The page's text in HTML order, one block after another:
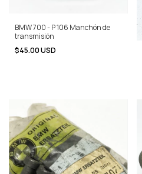
BMW 700 - P 106 Manchón de
transmisión
$45.00 USD